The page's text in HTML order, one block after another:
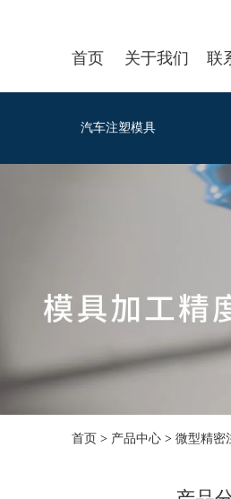
首页 关于我们 联
汽车注塑模具
首页 > 产品中心 > 微型精密